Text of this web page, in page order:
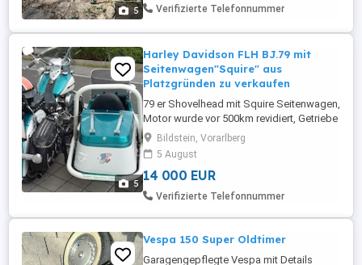
5 Verifizierte Telefonnummer
5
Harley Davidson FLH BJ.79 mit
Seitenwagen"Squire" aus
Platzgründen zu verkaufen
79 er Shovelhead mit Squire Seitenwagen,
Motor wurde vor 500km revidiert, Getriebe
detto Aus Platzgründen ( habe noch ein
paar andere Motorräder) muss ich meinen
Bestand verkleinern. Seitenwagen
gefahren bin ich damals in erster Linie
wegen der Enkelkinder. Momentan ist sie
Bildstein, Vorarlberg
5 August
14 000 EUR
Verifizierte Telefonnummer
Vespa 150 Super Oldtimer
Garagengepflegte Vespa mit Details